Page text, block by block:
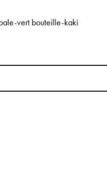
vert bouteille-kaki